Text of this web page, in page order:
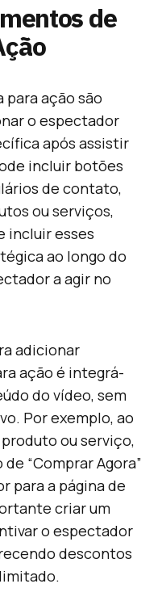
de
para ação são
o espectador
após assistir
incluir botões
de contato,
ou serviços,
incluir esses
ao longo do
a agir no
adicionar
ação é integrá-
do vídeo, sem
Por exemplo, ao
ou serviço,
“Comprar Agora”
para a página de
criar um
o espectador
descontos